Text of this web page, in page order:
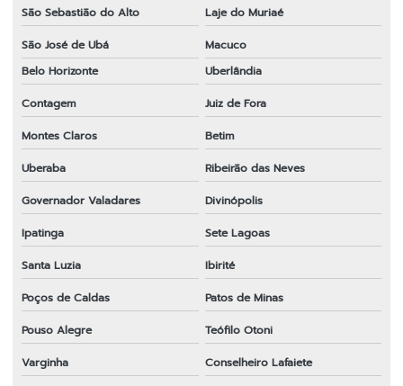
Transmissão para roçadeira 28x9
Transmissão para roçadeira importada
São Sebastião do Alto
Laje do Muriaé
São José de Ubá
Macuco
Belo Horizonte
Uberlândia
Contagem
Juiz de Fora
Montes Claros
Betim
Uberaba
Ribeirão das Neves
Governador Valadares
Divinópolis
Ipatinga
Sete Lagoas
Santa Luzia
Ibirité
Poços de Caldas
Patos de Minas
Pouso Alegre
Teófilo Otoni
Varginha
Conselheiro Lafaiete